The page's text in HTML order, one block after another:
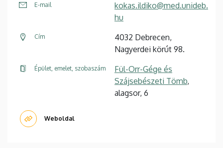
E-mail
kokas.ildiko@med.unideb.
hu
Cím
4032 Debrecen,
Nagyerdei körút 98.
Épület, emelet, szobaszám
Fül-Orr-Gége és
Szájsebészeti Tömb,
alagsor, 6
Weboldal